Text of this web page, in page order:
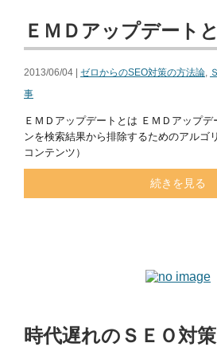
ＥＭＤアップデート
2013/06/04 | ゼロからのSEO対策の方法論,
事
ＥＭＤアップデートとは ＥＭＤアップ
ンを検索結果から排除するためのアルゴ
コンテンツ）
続きを見る
時代遅れのＳＥＯ対